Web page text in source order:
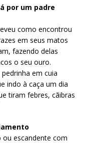
por um padre
como encontrou
em seus matos
fazendo delas
o seu ouro.
em cuia
indo à caça um dia
tiram febres, cãibras
escandente com